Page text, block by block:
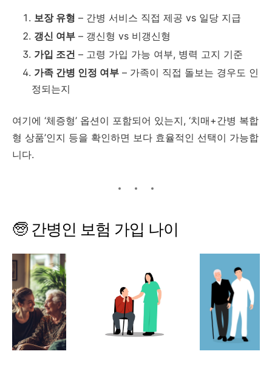
보장 유형 – 간병 서비스 직접 제공 vs 일당 지급
갱신 여부 – 갱신형 vs 비갱신형
가입 조건 – 고령 가입 가능 여부, 병력 고지 기준
가족 간병 인정 여부 – 가족이 직접 돌보는 경우도 인
정되는지
여기에 ‘체증형’ 옵션이 포함되어 있는지, ‘치매+간병 복합
형 상품’인지 등을 확인하면 보다 효율적인 선택이 가능합
니다.
🧓 간병인 보험 가입 나이